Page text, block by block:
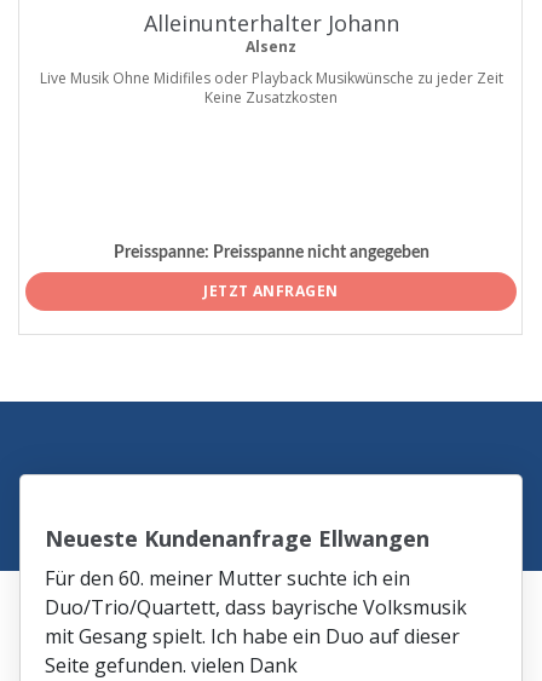
Alleinunterhalter Johann
Alsenz
Live Musik Ohne Midifiles oder Playback Musikwünsche zu jeder Zeit
Keine Zusatzkosten
Preisspanne: Preisspanne nicht angegeben
JETZT ANFRAGEN
Neueste Kundenanfrage Ellwangen
Für den 60. meiner Mutter suchte ich ein
Duo/Trio/Quartett, dass bayrische Volksmusik
mit Gesang spielt. Ich habe ein Duo auf dieser
Seite gefunden. vielen Dank